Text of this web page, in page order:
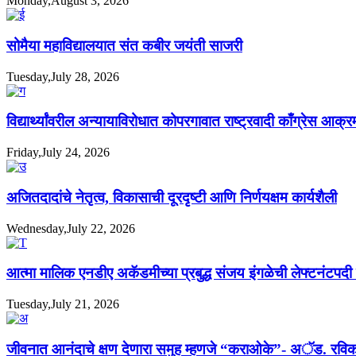
सोमैया महाविद्यालयात संत कबीर जयंती साजरी
Tuesday,July 28, 2026
विद्यार्थ्यांवरील अन्यायाविरोधात कोपरगावात राष्ट्रवादी काँग्रेस
Friday,July 24, 2026
अजितदादांचे नेतृत्व, विकासाची दूरदृष्टी आणि निर्णयक्षम कार्यशैली
Wednesday,July 22, 2026
आत्मा मालिक एनडीए अकॅडमीच्या प्रबुद्ध संजय इंगळेची लेफ्टनंटपदी
Tuesday,July 21, 2026
जीवनात आनंदाचे क्षण देणारा समुह म्हणजे “कराओके”- अॅड.